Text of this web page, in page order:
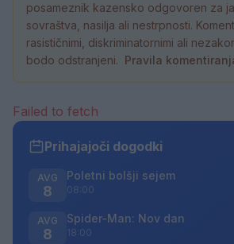
posameznik kazensko odgovoren za
sovraštva, nasilja ali nestrpnosti.
rasističnimi, diskriminatornimi ali
bodo odstranjeni. Pravila
Failed to fetch
Prihajajoči dogodki
AVG
8
Poletni bolšji sejem
08:00
AVG
8
Spider-Man: Nov dan
18:00